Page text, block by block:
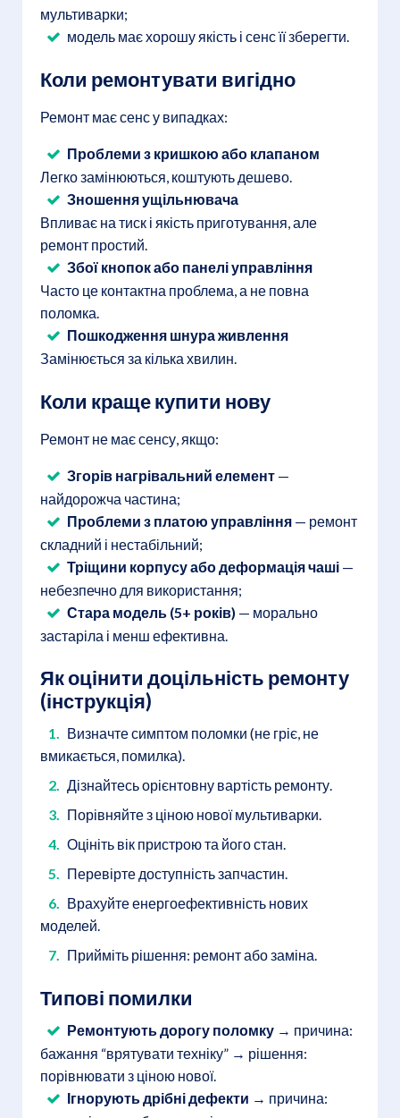
мультиварки;
модель має хорошу якість і сенс її зберегти.
Коли ремонтувати вигідно
Ремонт має сенс у випадках:
Проблеми з кришкою або клапаном
Легко замінюються, коштують дешево.
Зношення ущільнювача
Впливає на тиск і якість приготування, але
ремонт простий.
Збої кнопок або панелі управління
Часто це контактна проблема, а не повна
поломка.
Пошкодження шнура живлення
Замінюється за кілька хвилин.
Коли краще купити нову
Ремонт не має сенсу, якщо:
Згорів нагрівальний елемент —
найдорожча частина;
Проблеми з платою управління — ремонт
складний і нестабільний;
Тріщини корпусу або деформація чаші —
небезпечно для використання;
Стара модель (5+ років) — морально
застаріла і менш ефективна.
Як оцінити доцільність ремонту
(інструкція)
Визначте симптом поломки (не гріє, не
вмикається, помилка).
Дізнайтесь орієнтовну вартість ремонту.
Порівняйте з ціною нової мультиварки.
Оцініть вік пристрою та його стан.
Перевірте доступність запчастин.
Врахуйте енергоефективність нових
моделей.
Прийміть рішення: ремонт або заміна.
Типові помилки
Ремонтують дорогу поломку → причина:
бажання “врятувати техніку” → рішення:
порівнювати з ціною нової.
Ігнорують дрібні дефекти → причина: